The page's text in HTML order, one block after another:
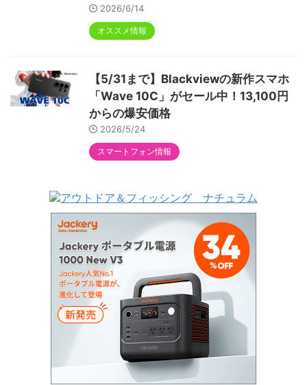
2026/6/14
オススメ情報
【5/31まで】Blackviewの新作スマホ
「Wave 10C」がセール中！13,100円
からの爆安価格
2026/5/24
スマートフォン情報